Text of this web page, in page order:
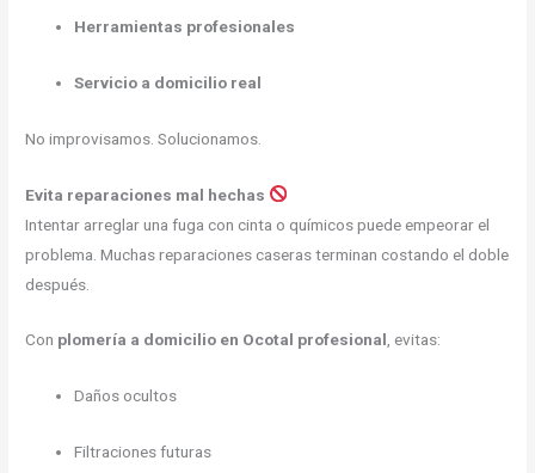
Herramientas profesionales
Servicio a domicilio real
No improvisamos. Solucionamos.
Evita reparaciones mal hechas
Intentar arreglar una fuga con cinta o químicos puede empeorar el
problema. Muchas reparaciones caseras terminan costando el doble
después.
Con plomería a domicilio en Ocotal profesional, evitas:
Daños ocultos
Filtraciones futuras